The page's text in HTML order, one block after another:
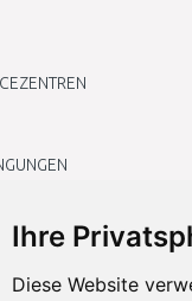
Ihre
Diese Website